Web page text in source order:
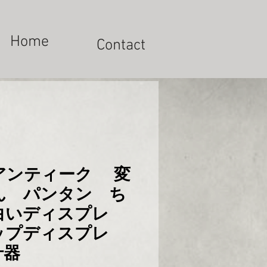
Home Contact
ンティーク 変
パンタン ち
ディスプレ
ディスプレ